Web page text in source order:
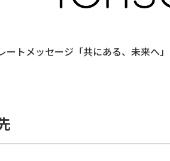
トメッセージ「共にある、未来へ